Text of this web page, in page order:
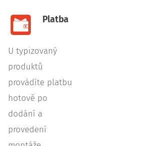
Platba
U typizovaný
produktů
provádíte platbu
hotově po
dodání a
provedení